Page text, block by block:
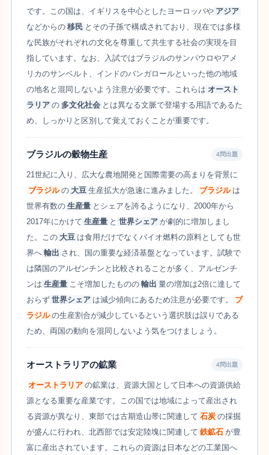
です。この国は、イギリスを中心としたヨーロッパや アジア
などからの 移民 とその子孫で構成されており、現在では多様
な民族がそれぞれの文化を尊重して共生する社会の実現を目
指しています。なお、入試ではブラジルのサンパウロやアメ
リカのサンベルト、インドのバンガロールといった他の地域
の地名と混同しないよう注意が必要です。これらは オースト
ラリア の 多文化社会 とは異なる文脈で登場する用語であるた
め、しっかりと区別して覚えておくことが重要です。
ブラジルの穀物生産 4問出題
21世紀に入り、広大な農地開発と国際需要の高まりを背景に
ブラジル の 大豆 生産拡大が急速に進みました。 ブラジル は
世界有数の 生産量 とシェアを誇るようになり、2000年から
2017年にかけて 生産量 と 世界シェア が劇的に増加しまし
た。この 大豆 は食用だけでなくバイオ燃料の原料としても世
界へ 輸出 され、国の重要な経済基盤となっています。試験で
は隣国のアルゼンチンと比較されることが多く、アルゼンチ
ンは 生産量 こそ増加したものの 輸出 量の増加は2倍に達して
おらず 世界シェア は減少傾向にあるため注意が必要です。
ブ
ラジル の生産割合が減少しているという選択肢は誤りである
ため、両国の動向を混同しないよう気をつけましょう。
オーストラリアの鉱業 4問出題
オーストラリア の鉱業は、資源大国として日本への資源供給
源となる重要な産業です。この国では地域によって産出され
る資源が異なり、東部では古期造山帯に関連して 石炭 の採掘
が盛んに行われ、北西部では安定陸塊に関連して 鉄鉱石 が豊
富に産出されています。これらの資源は日本などの工業国へ